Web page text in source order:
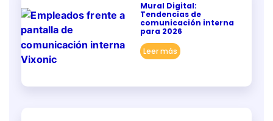
Mural Digital:
Tendencias de
comunicación interna
para 2026
Leer más